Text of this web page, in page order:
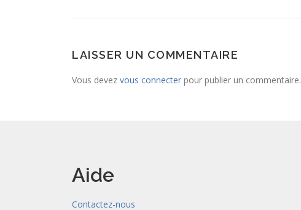
LAISSER UN COMMENTAIRE
Vous devez vous connecter pour publier un commentaire.
Aide
Contactez-nous